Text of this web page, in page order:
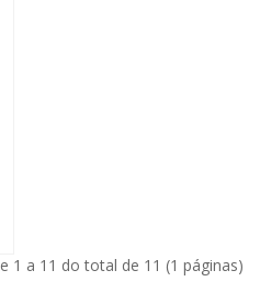
1 a 11 do total de 11 (1 páginas)